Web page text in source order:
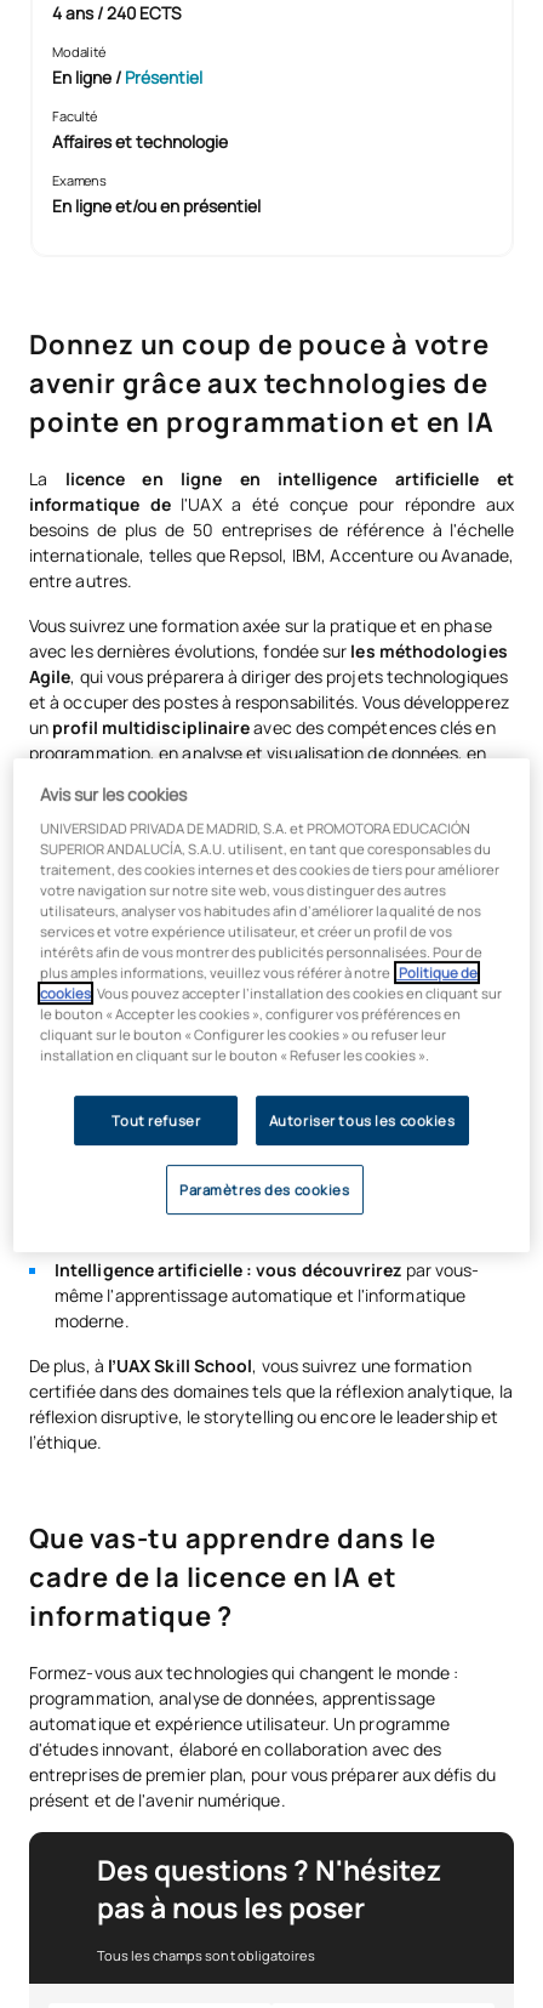
4 ans / 240 ECTS
Modalité
En ligne/ Présentiel
Faculté
Affaires et technologie
Examens
En ligne et/ou en présentiel
Donnez un coup de pouce à votre
avenir grâce aux technologies de
pointe en programmation et en IA
La licence en ligne en intelligence artificielle et
informatique de l'UAX a été conçue pour répondre aux
besoins de plus de 50 entreprises de référence à l'échelle
internationale, telles que Repsol, IBM, Accenture ou Avanade,
entre autres.
Vous suivrez une formation axée sur la pratique et en phase
avec les dernières évolutions, fondée sur les méthodologies
Agile, qui vous préparera à diriger des projets technologiques
et à occuper des postes à responsabilités. Vous développerez
un profil multidisciplinaireavec des compétences clés en
programmation, en analyse et visualisation de données, en
plus encore.
Le tout grâce à uneméthodologie 100 % en ligne et
flexible, qui s'adapte à votre rythme et à vos besoins
professionnels, vous permettant ainsi de concilier votre
formation et votre vie professionnelle.
Certificats professionnels
professionnelles :
Conception d’interfaces :vous pourrez intégrer une
équipe technique au sein de n’importe quelle entreprise.
Expérience utilisateur : vous pourrez
Intelligence artificielle : vous découvrirez par vous-
même l'apprentissage automatique et l'informatique
moderne.
De plus, à l’UAX Skill School, vous suivrez une formation
certifiée dans des domaines tels que la réflexion analytique, la
réflexion disruptive, le storytelling ou encore le leadership et
l’éthique.
Que vas-tu apprendre dans le
cadre de la licence en IA et
informatique ?
Formez-vous aux technologies qui changent le monde :
programmation, analyse de données, apprentissage
automatique et expérience utilisateur. Un programme
d'études innovant, élaboré en collaboration avec des
entreprises de premier plan, pour vous préparer aux défis du
présent et de l'avenir numérique.
Des questions ? N'hésitez
pas à nous les poser
Tous les champs sont obligatoires
Avis sur les cookies
UNIVERSIDAD PRIVADA DE MADRID, S.A. et PROMOTORA EDUCACIÓN
SUPERIOR ANDALUCÍA, S.A.U. utilisent, en tant que coresponsables du
traitement, des cookies internes et des cookies de tiers pour améliorer
votre navigation sur notre site web, vous distinguer des autres
utilisateurs, analyser vos habitudes afin d’améliorer la qualité de nos
services et votre expérience utilisateur, et créer un profil de vos
intérêts afin de vous montrer des publicités personnalisées. Pour de
plus amples informations, veuillez vous référer à notre Politique de
cookies . Vous pouvez accepter l’installation des cookies en cliquant sur
le bouton « Accepter les cookies », configurer vos préférences en
cliquant sur le bouton « Configurer les cookies » ou refuser leur
installation en cliquant sur le bouton « Refuser les cookies ».
Tout refuser Autoriser tous les cookies
Paramètres des cookies